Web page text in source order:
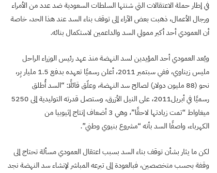
في إطار حملة الاعتقالات التي شنتها السلطات السعودية ضد عدد من الأمراء
ورجال الأعمال، ذهبت بعض الآراء إلى توقف بناء السد عند هذا الحد، خاصة
أن العمودي أحد أكبر ممولي السد والداعمين لاستكمال بنائه.
ويُعد العمودي أحد المؤيدين لسد النهضة منذ عهد رئيس الوزراء الراحل
مليس زيناوي، ففي سبتمبر 2011، أعلن رسميًا تعهده بدفع 1.5 مليار بِر،
نحو (88 مليون دولار) لصالح سد النهضة، وعلّق قائلًا: “السد أُطلق
رسميًا في أبريل2011، على النيل الأزرق، وستصل قدرته التوليدية إلى 5250
ميغاواط “تمت زيادتها لاحقًا”، وهي 3 أضعاف إنتاج إثيوبيا من
الكهرباء، واصفًا السد بأنه “مشروع بنيوي وطني”.
لكن ما يثار بشأن توقف بناء السد بسبب اعتقال العمودي مسألة تحتاج إلى
وقفة بحسب متخصصين، فبالعودة إلى تبرعه المباشر لإنشاء سد النهضة نجد